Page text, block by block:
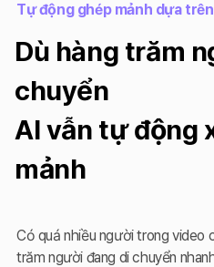
Tự động ghép mảnh dựa
Dù hàng trăm
chuyển
AI vẫn tự động
mảnh
Có quá nhiều người trong video
trăm người đang di chuyển